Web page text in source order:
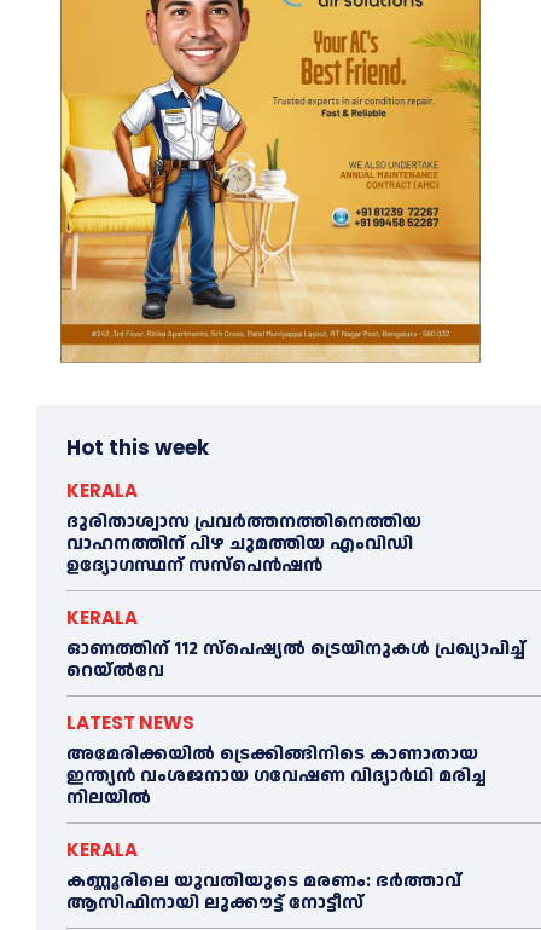
Hot this week
KERALA
ദുരിതാശ്വാസ പ്രവര്‍ത്തനത്തിനെത്തിയ
വാഹനത്തിന് പിഴ ചുമത്തിയ എംവിഡി
ഉദ്യോഗസ്ഥന് സസ്പെൻഷൻ
KERALA
ഓണത്തിന് 112 സ്പെഷ്യല്‍ ട്രെയിനുകള്‍ പ്രഖ്യാപിച്ച്‌
റെയ്ല്‍വേ
LATEST NEWS
അമേരിക്കയില്‍ ട്രെക്കിങ്ങിനിടെ കാണാതായ
ഇന്ത്യൻ വംശജനായ ഗവേഷണ വിദ്യാര്‍ഥി മരിച്ച
നിലയില്‍
KERALA
കണ്ണൂരിലെ യുവതിയുടെ മരണം: ഭര്‍ത്താവ്
ആസിഫിനായി ലുക്കൗട്ട് നോട്ടീസ്